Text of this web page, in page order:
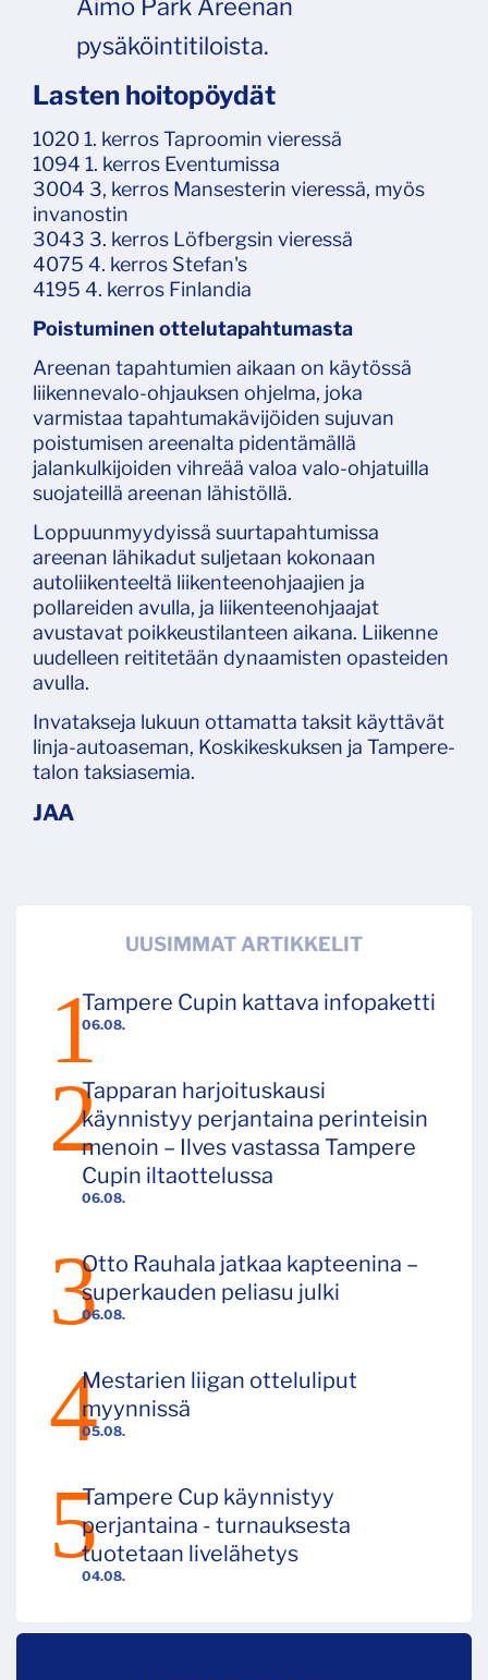
Aimo Park Areenan
pysäköintitiloista.
Lasten hoitopöydät
1020 1. kerros Taproomin vieressä
1094 1. kerros Eventumissa
3004 3, kerros Mansesterin vieressä, myös
invanostin
3043 3. kerros Löfbergsin vieressä
4075 4. kerros Stefan's
4195 4. kerros Finlandia
Poistuminen ottelutapahtumasta
Areenan tapahtumien aikaan on käytössä
liikennevalo-ohjauksen ohjelma, joka
varmistaa tapahtumakävijöiden sujuvan
poistumisen areenalta pidentämällä
jalankulkijoiden vihreää valoa valo-ohjatuilla
suojateillä areenan lähistöllä.
Loppuunmyydyissä suurtapahtumissa
areenan lähikadut suljetaan kokonaan
autoliikenteeltä liikenteenohjaajien ja
pollareiden avulla, ja liikenteenohjaajat
avustavat poikkeustilanteen aikana. Liikenne
uudelleen reititetään dynaamisten opasteiden
avulla.
Invatakseja lukuun ottamatta taksit käyttävät
linja-autoaseman, Koskikeskuksen ja Tampere-
talon taksiasemia.
UUSIMMAT ARTIKKELIT
06.08.
Tampere Cupin kattava infopaketti
06.08.
Tapparan harjoituskausi
käynnistyy perjantaina perinteisin
menoin – Ilves vastassa Tampere
Cupin iltaottelussa
06.08.
Otto Rauhala jatkaa kapteenina –
superkauden peliasu julki
05.08.
Mestarien liigan otteluliput
myynnissä
04.08.
Tampere Cup käynnistyy
perjantaina - turnauksesta
tuotetaan livelähetys